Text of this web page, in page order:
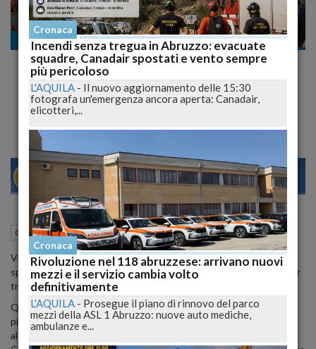
Cronaca
Pescara–Madrid: nuova rotta pronta a
decollare, possibilità straordinarie per
imprese e turismo
MILANO 28 30
Cronaca Pescara (PE) 24 Luglio 2025 14:44
Videoconferenza decisiva tra Regione, SAGA e rappresentanti
spagnoli avvia l’operatività della rotta Pescara–Madrid, con Ryanair
tra vettori interessati e supporto strategico alle aziende.
Questa mattina si è tenuta unavideoconferenzacruciale per la
piena attivazione della nuovarotta aereatra Pescarae
alla quale hanno preso parte Lorenzo
Cronaca
Incendi senza tregua in Abruzzo: evacuate
squadre, Canadair spostati e vento sempre
più pericoloso
L'AQUILA - Il nuovo aggiornamento delle 15:30
fotografa un'emergenza ancora aperta: Canadair,
elicotteri,...
Cronaca
Rivoluzione nel 118 abruzzese: arrivano nuovi
mezzi e il servizio cambia volto
definitivamente
L'AQUILA - Prosegue il piano di rinnovo del parco
mezzi della ASL 1 Abruzzo: nuove auto mediche,
ambulanze e...